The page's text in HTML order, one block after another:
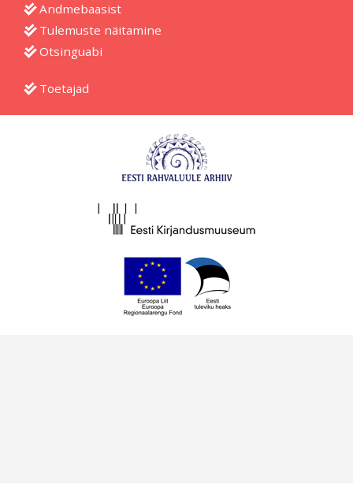
Andmebaasist
Tulemuste näitamine
Otsinguabi
Toetajad